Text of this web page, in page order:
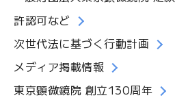
許認可など
次世代法に基づく行動計画
メディア掲載情報
東京顕微鏡院 創立130周年